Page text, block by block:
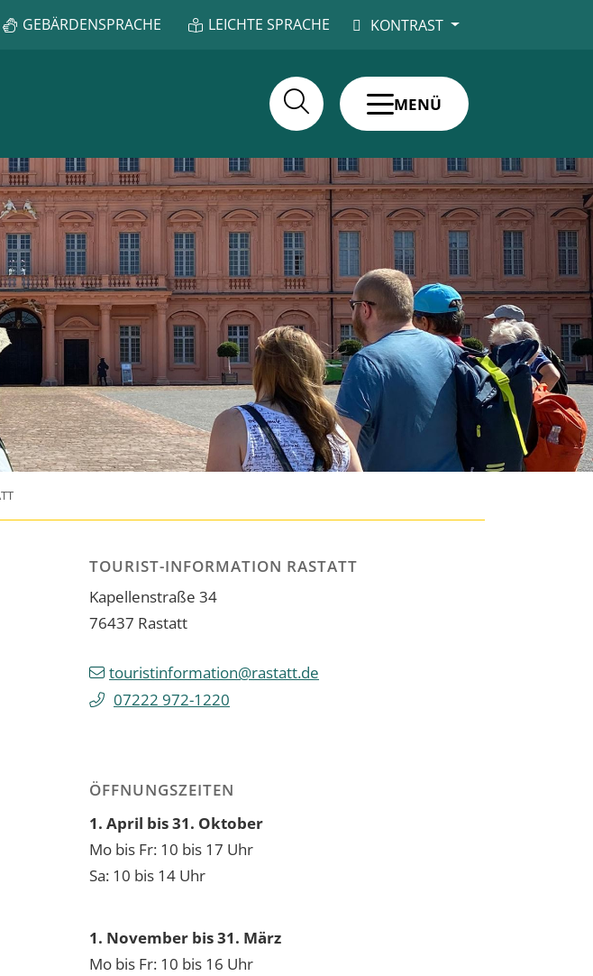
GEBÄRDENSPRACHE LEICHTE SPRACHE KONTRAST
MENÜ
TOURIST-INFORMATION RASTATT
Kapellenstraße 34
76437 Rastatt
touristinformation@rastatt.de
07222 972-1220
ÖFFNUNGSZEITEN
1. April bis 31. Oktober
Mo bis Fr: 10 bis 17 Uhr
Sa: 10 bis 14 Uhr
1. November bis 31. März
Mo bis Fr: 10 bis 16 Uhr